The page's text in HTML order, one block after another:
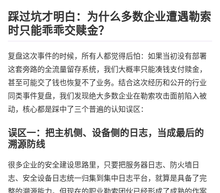
踩过坑才明白：为什么多数企业遭遇勒索
时只能乖乖交赎金？
复盘这次事件的时候，所有人都觉得后怕：如果当初没有部署
这套旁路的全流量留存系统，我们大概率只能凑钱支付赎金，
甚至可能交了钱也恢复不了业务。结合这次经历和公开的行业
同类事件复盘，我们发现绝大多数企业在勒索攻击面前陷入被
动，核心都是踩中了三个普遍的认知误区：
误区一：把主机侧、设备侧的日志，当成最后的
溯源防线
很多企业的安全建设思路里，只要把服务器日志、防火墙日
志、安全设备日志统一归集到集中日志平台，就算是具备了完
整的溯源能力。但现在的职业勒索团伙已经形成了成熟的作案